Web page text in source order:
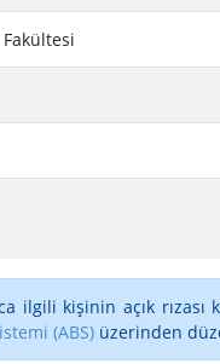
kişinin açık
(ABS) üzerinden